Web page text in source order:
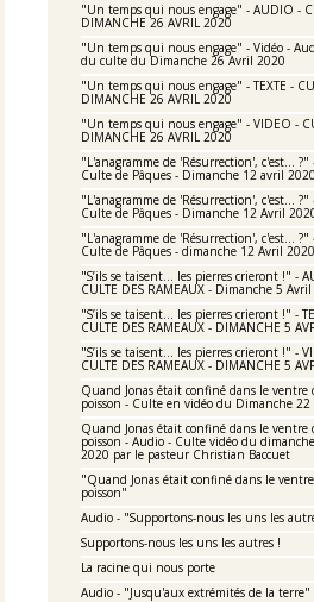
"Un temps qui nous engage" - AUDIO -
DIMANCHE 26 AVRIL 2020
"Un temps qui nous engage" - Vidéo -
du culte du Dimanche 26 Avril 2020
"Un temps qui nous engage" - TEXTE -
DIMANCHE 26 AVRIL 2020
"Un temps qui nous engage" - VIDEO -
DIMANCHE 26 AVRIL 2020
"L'anagramme de 'Résurrection', c'est... ?"
Culte de Pâques - Dimanche 12 avril 2020
"L'anagramme de 'Résurrection', c'est... ?"
Culte de Pâques - Dimanche 12 Avril
"L'anagramme de 'Résurrection', c'est... ?"
Culte de Pâques - dimanche 12 Avril 2020
"S’ils se taisent… les pierres crieront !" -
CULTE DES RAMEAUX - Dimanche 5
"S’ils se taisent… les pierres crieront !" -
CULTE DES RAMEAUX - DIMANCHE 5
"S’ils se taisent… les pierres crieront !" -
CULTE DES RAMEAUX - DIMANCHE 5
Quand Jonas était confiné dans le ventre
poisson - Culte en vidéo du Dimanche 22
Quand Jonas était confiné dans le ventre
poisson - Audio - Culte vidéo du
2020 par le pasteur Christian Baccuet
"Quand Jonas était confiné dans le
poisson"
Audio - "Supportons-nous les uns les
Supportons-nous les uns les autres !
La racine qui nous porte
Audio - "Jusqu'aux extrémités de la terre"